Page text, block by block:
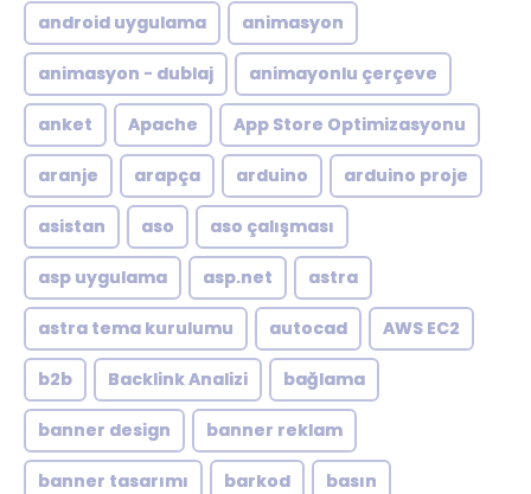
android uygulama animasyon
animasyon - dublaj animayonlu çerçeve
anket Apache App Store Optimizasyonu
aranje arapça arduino arduino proje
asistan aso aso çalışması
asp uygulama asp.net astra
astra tema kurulumu autocad AWS EC2
b2b Backlink Analizi bağlama
banner design banner reklam
banner tasarımı barkod basın